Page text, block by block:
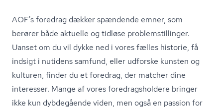
AOF's foredrag dækker spændende emner, som
berører både aktuelle og tidløse pro­blem­stil­lin­ger.
Uanset om du vil dykke ned i vores fælles historie, få
indsigt i nutidens samfund, eller udforske kunsten og
kulturen, finder du et foredrag, der matcher dine
interesser. Mange af vores fored­rags­hol­de­re bringer
ikke kun dybdegående viden, men også en passion for